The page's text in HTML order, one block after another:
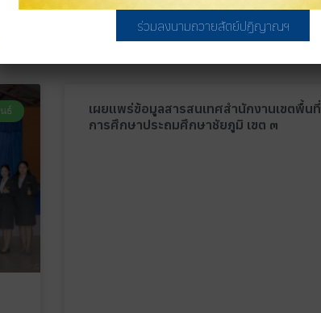
Related
ธ์
เผยแพร่ข้อมูลสารสนเทศสำนักงานเขตพื้นที่
การศึกษาประถมศึกษาชัยภูมิ เขต ๓
ร่วมลงนามถวายสัตย์ปฏิญาณฯ